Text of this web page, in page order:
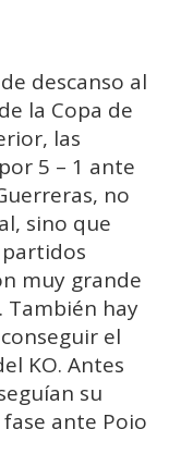
descanso al
la Copa de
las
5 – 1 ante
no
sino que
muy grande
También hay
el
KO. Antes
su
ante Poio